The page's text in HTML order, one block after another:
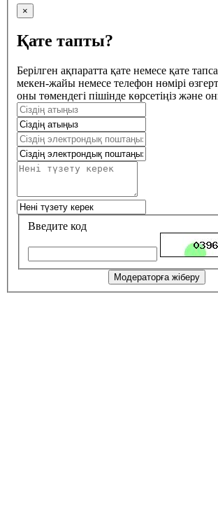
×
Қате тапты?
Берілген ақпаратта қате немесе қате
мекен-жайы немесе телефон нөмірі
оны төмендегі пішінде көрсетіңіз және
Введите код
Модераторға жіберу